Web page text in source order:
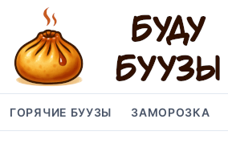
ГОРЯЧИЕ БУУЗЫ ЗАМОРОЗКА